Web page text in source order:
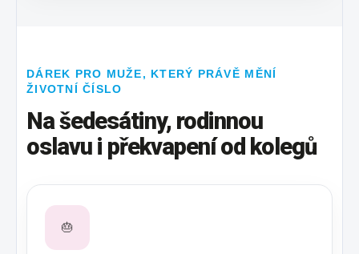
DÁREK PRO MUŽE, KTERÝ PRÁVĚ MĚNÍ
ŽIVOTNÍ ČÍSLO
Na šedesátiny, rodinnou
oslavu i překvapení od kolegů
🎂